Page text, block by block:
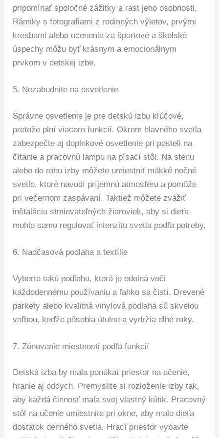
pripomínať spoločné zážitky a rast jeho osobnosti.
Rámiky s fotografiami z rodinných výletov, prvými
kresbami alebo ocenenia za športové a školské
úspechy môžu byť krásnym a emocionálnym
prvkom v detskej izbe.
5. Nezabudnite na osvetlenie
Správne osvetlenie je pre detskú izbu kľúčové,
pretože plní viacero funkcií. Okrem hlavného svetla
zabezpečte aj doplnkové osvetlenie pri posteli na
čítanie a pracovnú lampu na písací stôl. Na stenu
alebo do rohu izby môžete umiestniť mäkké nočné
svetlo, ktoré navodí príjemnú atmosféru a pomôže
pri večernom zaspávaní. Taktiež môžete zvážiť
inštaláciu stmievateľných žiaroviek, aby si dieťa
mohlo samo regulovať intenzitu svetla podľa potreby.
6. Nadčasová podlaha a textílie
Vyberte takú podlahu, ktorá je odolná voči
každodennému používaniu a ľahko sa čistí. Drevené
parkety alebo kvalitná vinylová podlaha sú skvelou
voľbou, keďže pôsobia útulne a vydržia dlhé roky.
7.Zónovanie miestnosti podľa funkcií
Detská izba by mala ponúkať priestor na učenie,
hranie aj oddych. Premyslite si rozloženie izby tak,
aby každá činnosť mala svoj vlastný kútik. Pracovný
stôl na učenie umiestnite pri okne, aby malo dieťa
dostatok denného svetla. Hrací priestor vybavte